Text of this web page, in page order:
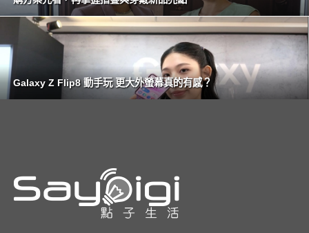
Galaxy Z Flip8 動手玩 更大外螢幕真的有感？